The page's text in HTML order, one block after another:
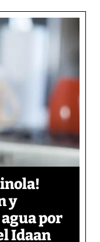
y
por
Idaan